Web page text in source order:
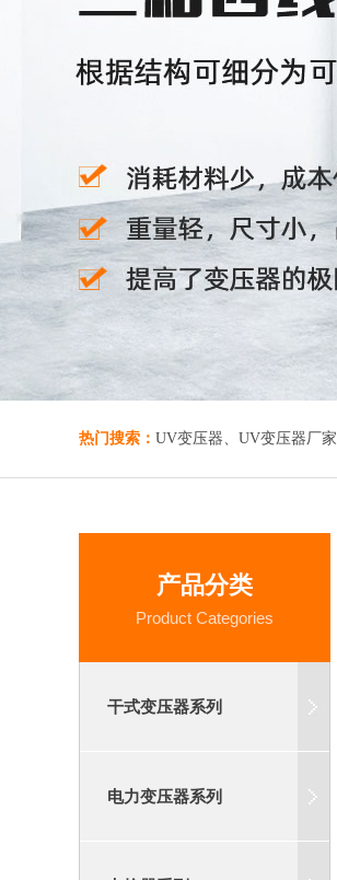
热门搜索： UV变压器、 UV变压器厂家
产品分类
Product Categories
干式变压器系列
电力变压器系列